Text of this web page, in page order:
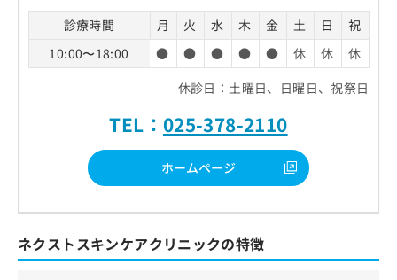
診療時間 月 火 水 木 金 土 日
祝
10:00〜18:00
● ● ● ● ● 休 休
休
休診日：土曜日、日曜日、祝祭日
TEL： 025-378-2110
ホームページ
ネクストスキンケアクリニックの特徴